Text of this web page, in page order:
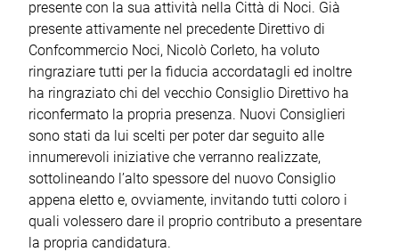
presente con la sua attività nella Città di Noci. Già
presente attivamente nel precedente Direttivo di
Confcommercio Noci, Nicolò Corleto, ha voluto
ringraziare tutti per la fiducia accordatagli ed inoltre
ha ringraziato chi del vecchio Consiglio Direttivo ha
riconfermato la propria presenza. Nuovi Consiglieri
sono stati da lui scelti per poter dar seguito alle
innumerevoli iniziative che verranno realizzate,
sottolineando l’alto spessore del nuovo Consiglio
appena eletto e, ovviamente, invitando tutti coloro i
quali volessero dare il proprio contributo a presentare
la propria candidatura.